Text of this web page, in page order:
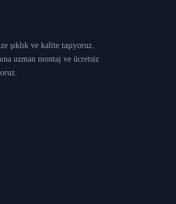
şıklık ve kalite taşıyoruz.
uzman montaj ve ücretsiz